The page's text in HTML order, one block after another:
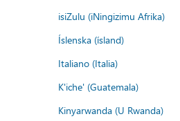
isiZulu (iNingizimu Afrika)
Íslenska (ísland)
Italiano (Italia)
K'iche' (Guatemala)
Kinyarwanda (U Rwanda)